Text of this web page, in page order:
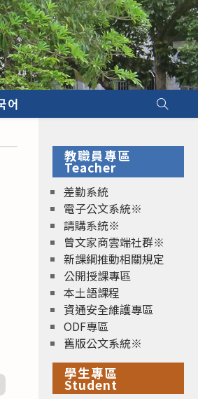
어
教職員專區
Teacher
差勤系統
電子公文系統※
請購系統※
曾文家商雲端社群※
新課綱推動相關規定
公開授課專區
本土語課程
資通安全維護專區
ODF專區
舊版公文系統※
學生專區
Student